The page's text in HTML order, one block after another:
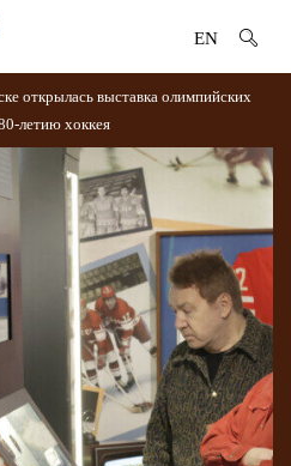
EN
открылась выставка олимпийских
летию хоккея